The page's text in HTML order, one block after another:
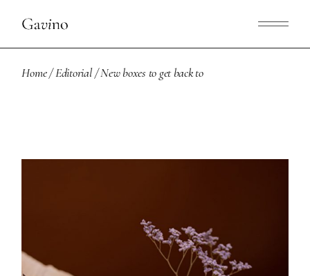
Home Editorial New boxes to get back to